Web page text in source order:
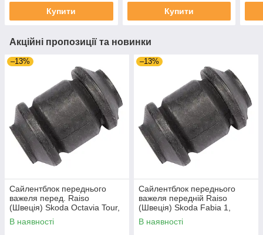
Купити Купити
Акційні пропозиції та новинки
–13%
Сайлентблок переднього
важеля перед. Raiso
(Швеція) Skoda Octavia Tour,
Октавія Тур 96- #RL-1J0182V
UAJOTLS4
В наявності
–13%
Сайлентблок переднього
важеля передній Raiso
(Швеція) Skoda Fabia 1,
Шкода Фабія 1 99-08 #RL-
1J0182V UAXPUCH4
В наявності